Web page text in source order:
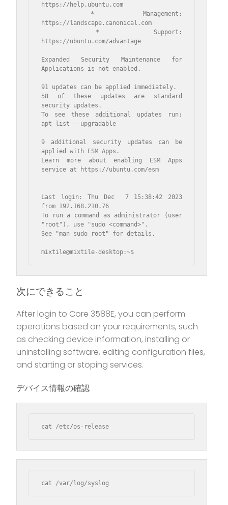
https://help.ubuntu.com
https://landscape.canonical.com
https://ubuntu.com/advantage
Expanded Security Maintenance for
Applications is not enabled.
91 updates can be applied immediately.
58 of these updates are standard
security updates.
To see these additional updates run:
apt list --upgradable
9 additional security updates can be
applied with ESM Apps.
Learn more about enabling ESM Apps
service at https://ubuntu.com/esm
Last login: Thu Dec  7 15:38:42 2023
from 192.168.210.76
To run a command as administrator (user
"root"), use "sudo <command>".
See "man sudo_root" for details.
mixtile@mixtile-desktop:~$
次にできること
After login to Core 3588E, you can perform
operations based on your requirements, such
as checking device information, installing or
uninstalling software, editing configuration files,
and starting or stoping services.
デバイス情報の確認
cat /etc/os-release
cat /var/log/syslog